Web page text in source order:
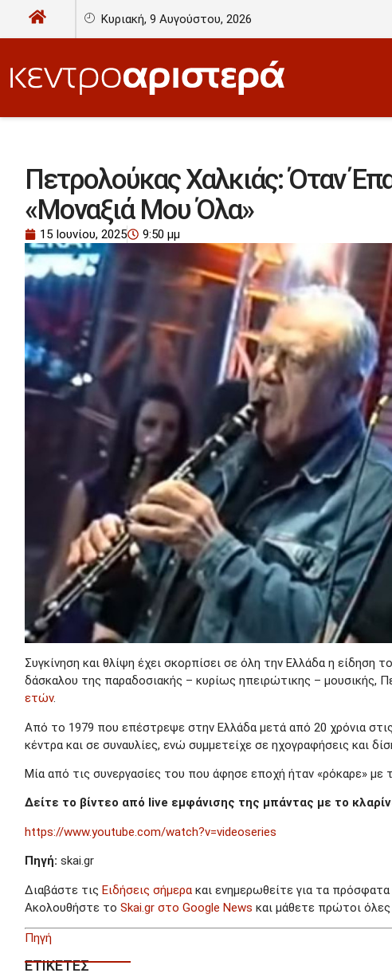
Κυριακή, 9 Αυγούστου, 2026
Πετρολούκας Χαλκιάς: Όταν
«Μοναξιά Μου Όλα»
15 Ιουνίου, 2025 9:50 μμ
Συγκίνηση και θλίψη έχει σκορπίσει σε όλη την Ελλάδα η είδηση
δάσκαλου της παραδοσιακής – κυρίως ηπειρώτικης – μουσικής,
ετών.
Από το 1979 που επέστρεψε στην Ελλάδα μετά από 20 χρόνια
κέντρα και σε συναυλίες, ενώ συμμετείχε σε ηχογραφήσεις και
Μία από τις συνεργασίες του που άφησε εποχή ήταν «ρόκαρε»
Δείτε το βίντεο από live εμφάνισης της μπάντας με το
https://www.youtube.com/watch?v=videoseries
Πηγή: skai.gr
Διαβάστε τις Ειδήσεις σήμερακαι ενημερωθείτε για τα πρόσφατα
Ακολουθήστε το Skai.gr στο Google News και μάθετε πρώτοι όλες
Πηγή
ΕΤΙΚΕΤΕΣ